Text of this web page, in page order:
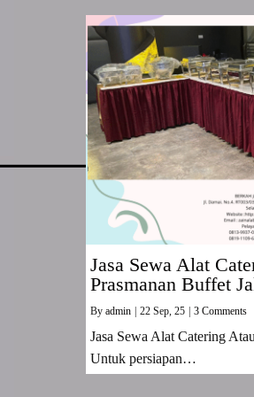
Jasa Sewa Alat
Prasmanan Buffet
By admin 22 Sep, 25 3 Comments
Jasa Sewa Alat Catering
Untuk persiapan…